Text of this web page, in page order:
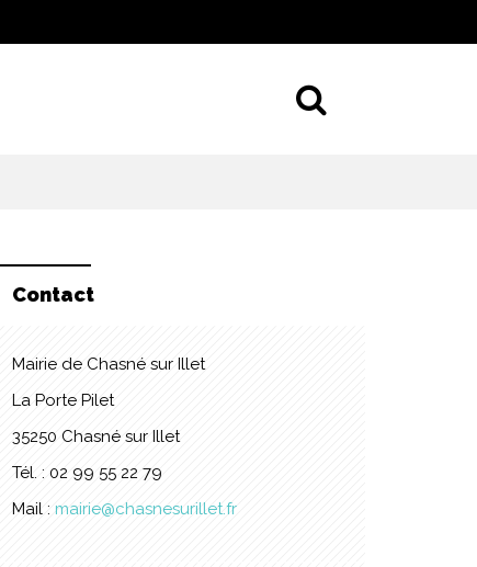
Contact
Mairie de Chasné sur Illet
La Porte Pilet
35250 Chasné sur Illet
Tél. : 02 99 55 22 79
Mail : mairie@chasnesurillet.fr